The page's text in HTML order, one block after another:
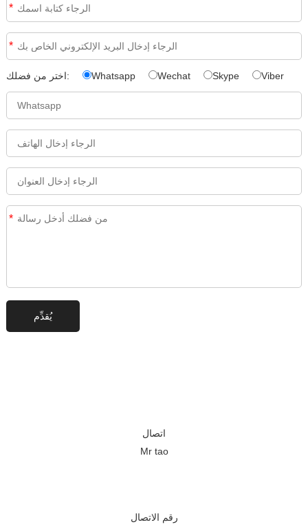
*
*
اختر من فضلك: Whatsapp Wechat Skype Viber
*
اتصال
Mr tao
رقم الاتصال